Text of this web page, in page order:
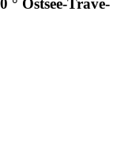
° Ostsee-Trave-